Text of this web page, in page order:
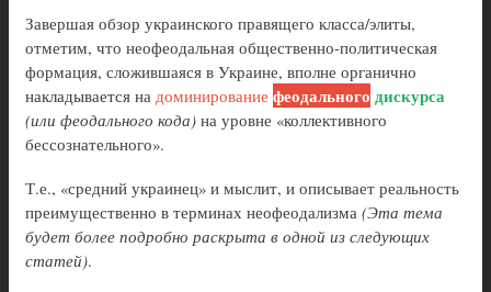
Завершая обзор украинского правящего класса/элиты,
отметим, что неофеодальная общественно-политическая
формация, сложившаяся в Украине, вполне органично
накладывается на доминирование феодального дискурса
(или феодального кода) на уровне «коллективного
бессознательного».
Т.е., «средний украинец» и мыслит, и описывает реальность
преимущественно в терминах неофеодализма (Эта тема
будет более подробно раскрыта в одной из следующих
статей).